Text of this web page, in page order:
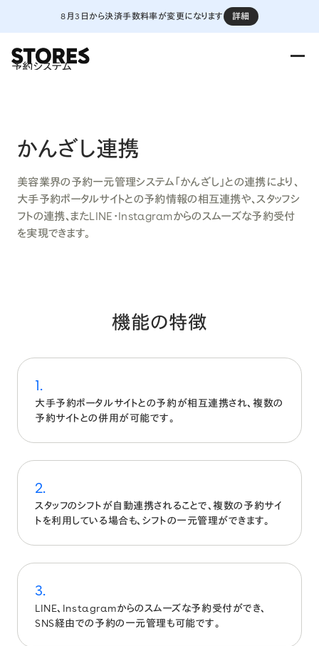
8月3日から決済手数料率が変更になります 詳細
予約システム
かんざし連携
美容業界の予約一元管理システム「かんざし」との連携により、
大手予約ポータルサイトとの予約情報の相互連携や、スタッフシ
フトの連携、またLINE・Instagramからのスムーズな予約受付
を実現できます。
機能の特徴
1.
大手予約ポータルサイトとの予約が相互連携され、複数の
予約サイトとの併用が可能です。
2.
スタッフのシフトが自動連携されることで、複数の予約サイ
トを利用している場合も、シフトの一元管理ができます。
3.
LINE、Instagramからのスムーズな予約受付ができ、
SNS経由での予約の一元管理も可能です。